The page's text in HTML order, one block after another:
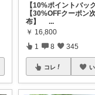
【10%ポイントバッ
【30%OFFクーポン
布】...
￥ 16,800
1 8 345
コレ